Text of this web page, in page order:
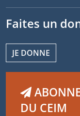
Faites un
JE DONNE
DU CEIM